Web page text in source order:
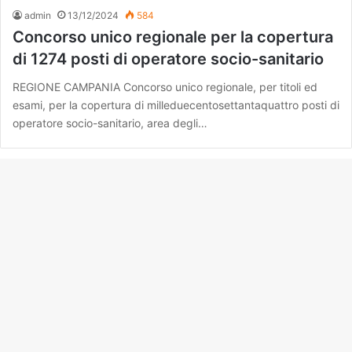
admin 13/12/2024 584
Concorso unico regionale per la copertura
di 1274 posti di operatore socio-sanitario
REGIONE CAMPANIA Concorso unico regionale, per titoli ed
esami, per la copertura di milleduecentosettantaquattro posti di
operatore socio-sanitario, area degli…